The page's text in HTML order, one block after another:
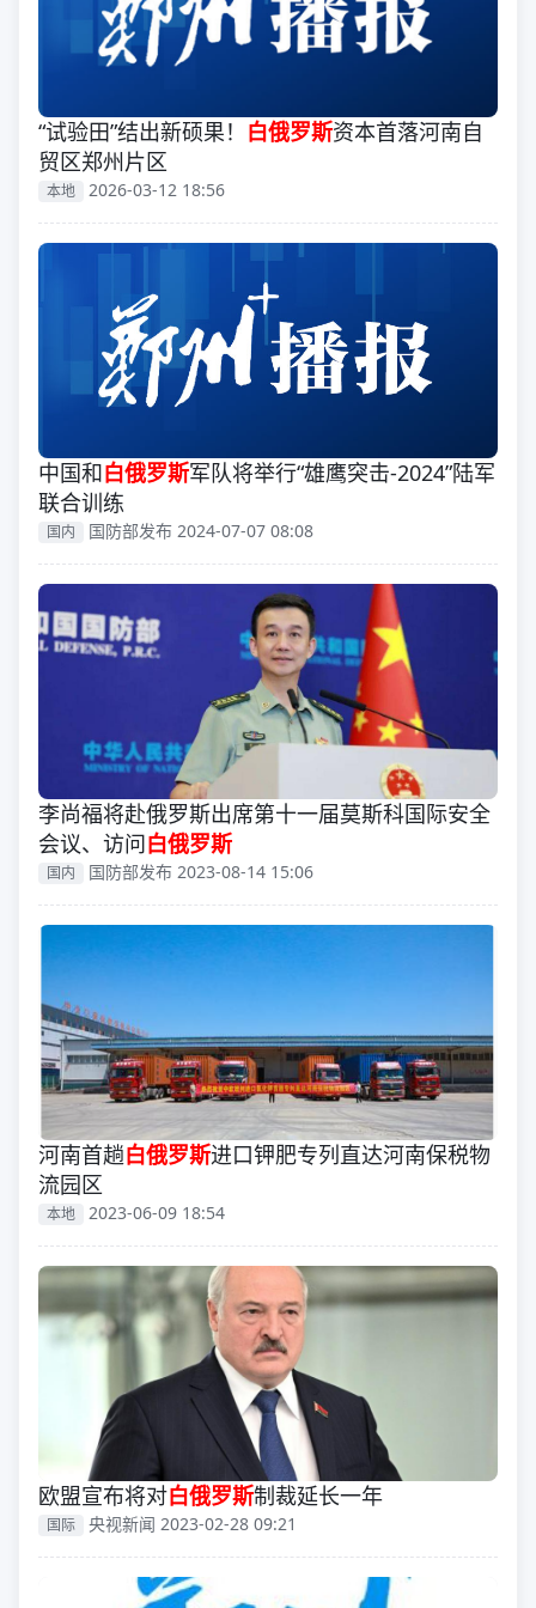
“试验田”结出新硕果！ 白俄罗斯资本首落河南自
贸区郑州片区
本地 2026-03-12 18:56
中国和白俄罗斯军队将举行“雄鹰突击-2024”陆军
联合训练
国内 国防部发布 2024-07-07 08:08
李尚福将赴俄罗斯出席第十一届莫斯科国际安全
会议、访问白俄罗斯
国内 国防部发布 2023-08-14 15:06
河南首趟白俄罗斯进口钾肥专列直达河南保税物
流园区
本地 2023-06-09 18:54
欧盟宣布将对白俄罗斯制裁延长一年
国际 央视新闻 2023-02-28 09:21